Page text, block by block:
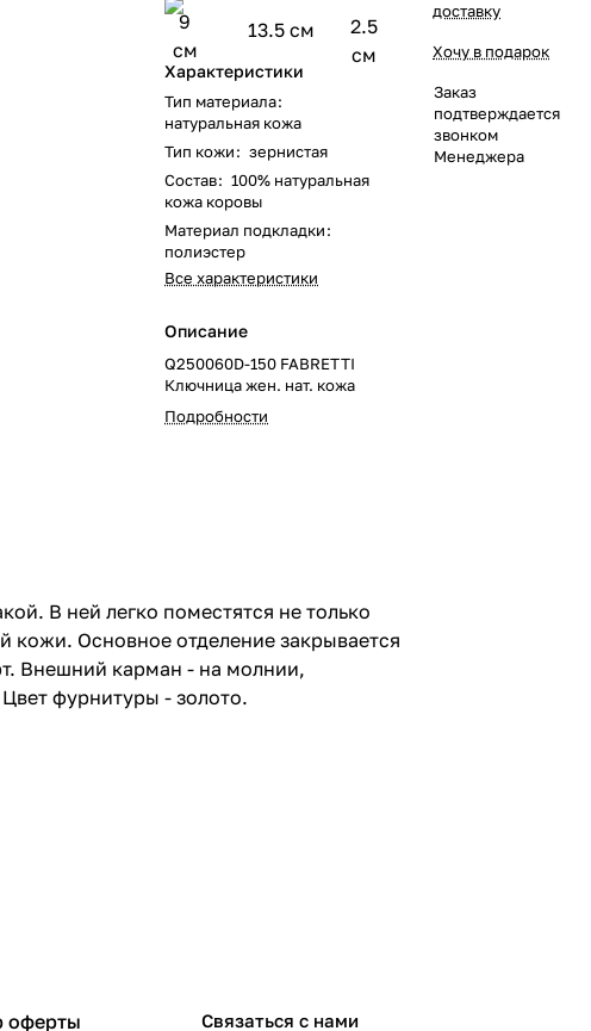
13.5 см
2.5
см
9
см
Характеристики
Тип материала:
натуральная кожа
Тип кожи: зернистая
Состав: 100% натуральная
кожа коровы
Материал подкладки:
полиэстер
Все характеристики
Описание
Q250060D-150 FABRETTI
Ключница жен. нат. кожа
Подробности
доставку
Хочу в подарок
Заказ
подтверждается
звонком
Менеджера
В ней легко поместятся не только
кожи. Основное отделение закрывается
Внешний карман - на молнии,
фурнитуры - золото.
оферты Связаться с нами